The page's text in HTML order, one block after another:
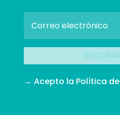
→ Acepto la Política